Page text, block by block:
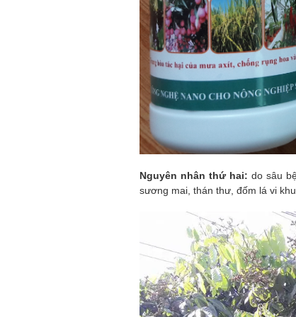
Nguyên nhân thứ hai: do sâu
sương mai, thán thư, đốm lá vi